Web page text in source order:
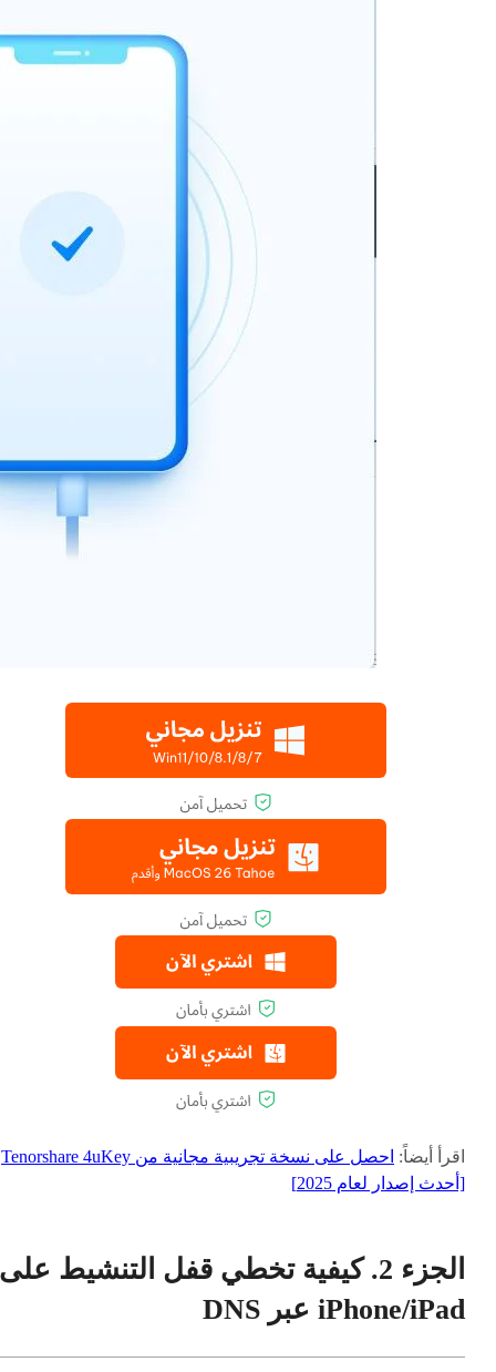
اقرأ أيضاً:
احصل على نسخة تجريبية مجانية من Tenorshare 4uKey
[أحدث إصدار لعام 2025]
الجزء 2. كيفية تخطي قفل التنشيط على
iPhone/iPad عبر DNS